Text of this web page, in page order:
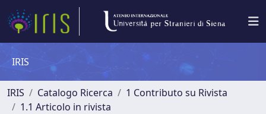
IRIS
IRIS Catalogo Ricerca
1 Contributo su Rivista
1.1 Articolo in rivista